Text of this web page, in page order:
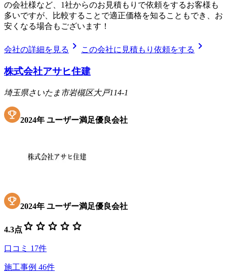
の会社様など、1社からのお見積もりで依頼をするお客様も
多いですが、比較することで適正価格を知ることもでき、お
安くなる場合もございます！
会社の詳細を見る chevron_right この会社に見積もり依頼をする chevron_right
株式会社アサヒ住建
埼玉県さいたま市岩槻区大戸114-1
2024年 ユーザー満足優良会社
2024年 ユーザー満足優良会社
4.3点 star star star star star
口コミ 17件
施工事例 46件